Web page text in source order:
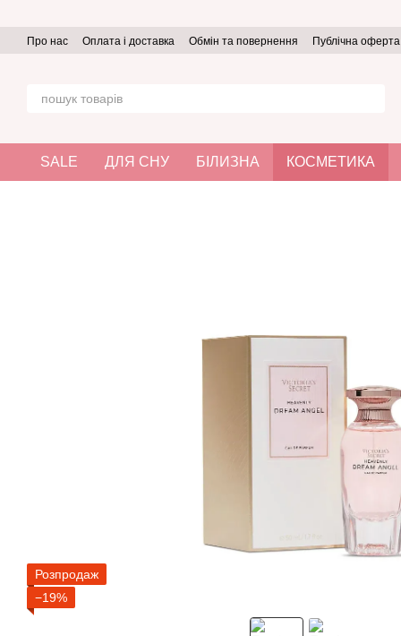
Про нас Оплата і доставка Обмін та повернення Публічна оферта
SALE ДЛЯ СНУ БІЛИЗНА КОСМЕТИКА
Розпродаж
−19%